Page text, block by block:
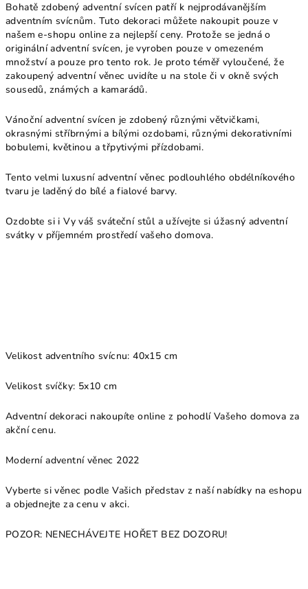
Bohatě zdobený adventní svícen patří k nejprodávanějším
adventním svícnům. Tuto dekoraci můžete nakoupit pouze v
našem e-shopu online za nejlepší ceny. Protože se jedná o
originální adventní svícen, je vyroben pouze v omezeném
množství a pouze pro tento rok. Je proto téměř vyloučené, že
zakoupený adventní věnec uvidíte u na stole či v okně svých
sousedů, známých a kamarádů.
Vánoční adventní svícen je zdobený různými větvičkami,
okrasnými stříbrnými a bílými ozdobami, různými dekorativními
bobulemi, květinou a třpytivými přízdobami.
Tento velmi luxusní adventní věnec podlouhlého obdélníkového
tvaru je laděný do bílé a fialové barvy.
Ozdobte si i Vy váš sváteční stůl a užívejte si úžasný adventní
svátky v příjemném prostředí vašeho domova.
Velikost adventního svícnu: 40x15 cm
Velikost svíčky: 5x10 cm
Adventní dekoraci nakoupíte online z pohodlí Vašeho domova za
akční cenu.
Moderní adventní věnec 2022
Vyberte si věnec podle Vašich představ z naší nabídky na eshopu
a objednejte za cenu v akci.
POZOR: NENECHÁVEJTE HOŘET BEZ DOZORU!